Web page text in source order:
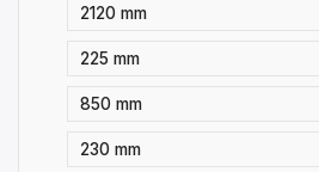
2120 mm
225 mm
850 mm
230 mm